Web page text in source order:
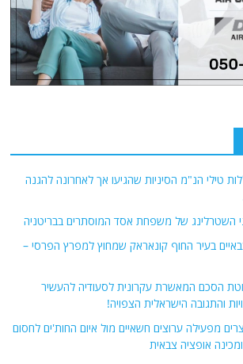
טילי הנ"מ הסיניות שהגיעו אך לאחרונה להגנה
השטרלינג של משפחת אסד המוסתרים בבריטניה
בעיר החוף קונאראק שמחוץ למפרץ הפרסי –
הסכם המאשרת עקרונית לסעודיה להעשיר
והתגובה הישראלית הצפויה!
מפעילה ערוצים חשאיים מול איום החות'ים לחסום
אופציה צבאית